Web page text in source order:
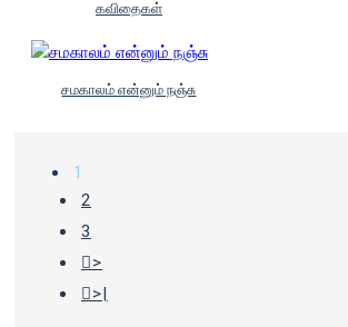
கவிதைகள்
சமகாலம் என்னும் நஞ்சு
1
2
3
>
>|